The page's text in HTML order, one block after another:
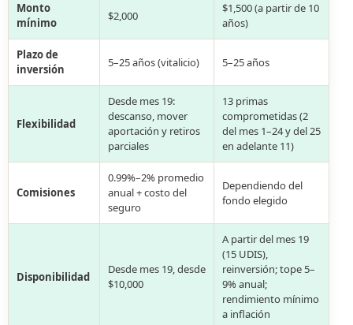
Monto
mínimo
$2,000
$1,500 (a partir de 10
años)
Plazo de
inversión
5–25 años (vitalicio) 5–25 años
Flexibilidad
Desde mes 19:
descanso, mover
aportación y retiros
parciales
13 primas
comprometidas (2
del mes 1–24 y del 25
en adelante 11)
Comisiones
0.99%–2% promedio
anual + costo del
seguro
Dependiendo del
fondo elegido
Disponibilidad
Desde mes 19, desde
$10,000
A partir del mes 19
(15 UDIS),
reinversión; tope 5–
9% anual;
rendimiento mínimo
a inflación